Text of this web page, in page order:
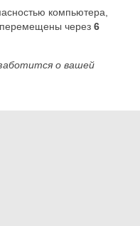
компьютера,
перемещены через 6
о вашей